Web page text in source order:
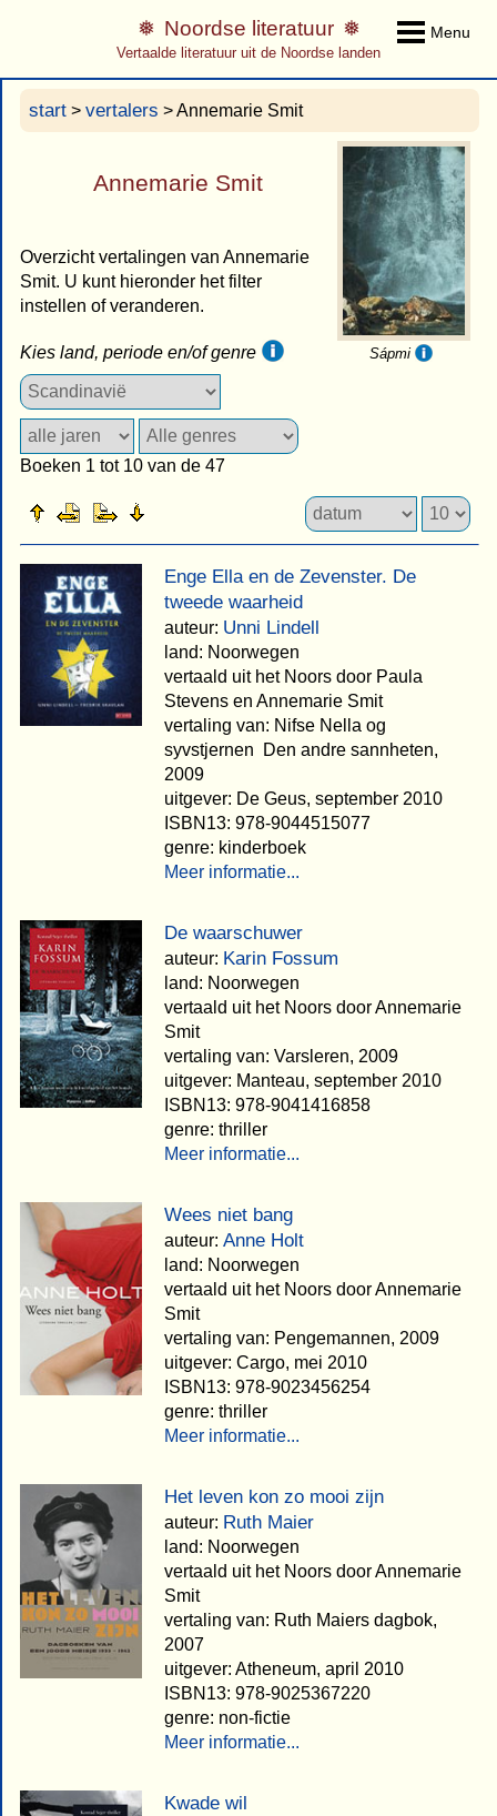
Menu
Noordse literatuur
Vertaalde literatuur uit de Noordse landen
start > vertalers > Annemarie Smit
Sápmi
Annemarie Smit
Overzicht vertalingen van Annemarie
Smit. U kunt hieronder het filter
instellen of veranderen.
Kies land, periode en/of genre
Boeken 1 tot 10 van de 47
Enge Ella en de Zevenster. De
tweede waarheid
auteur: Unni Lindell
land: Noorwegen
vertaald uit het Noors door Paula
Stevens en Annemarie Smit
vertaling van: Nifse Nella og
syvstjernen  Den andre sannheten,
2009
uitgever: De Geus, september 2010
ISBN13: 978-9044515077
genre: kinderboek
Meer informatie...
De waarschuwer
auteur: Karin Fossum
land: Noorwegen
vertaald uit het Noors door Annemarie
Smit
vertaling van: Varsleren, 2009
uitgever: Manteau, september 2010
ISBN13: 978-9041416858
genre: thriller
Meer informatie...
Wees niet bang
auteur: Anne Holt
land: Noorwegen
vertaald uit het Noors door Annemarie
Smit
vertaling van: Pengemannen, 2009
uitgever: Cargo, mei 2010
ISBN13: 978-9023456254
genre: thriller
Meer informatie...
Het leven kon zo mooi zijn
auteur: Ruth Maier
land: Noorwegen
vertaald uit het Noors door Annemarie
Smit
vertaling van: Ruth Maiers dagbok,
2007
uitgever: Atheneum, april 2010
ISBN13: 978-9025367220
genre: non-fictie
Meer informatie...
Kwade wil